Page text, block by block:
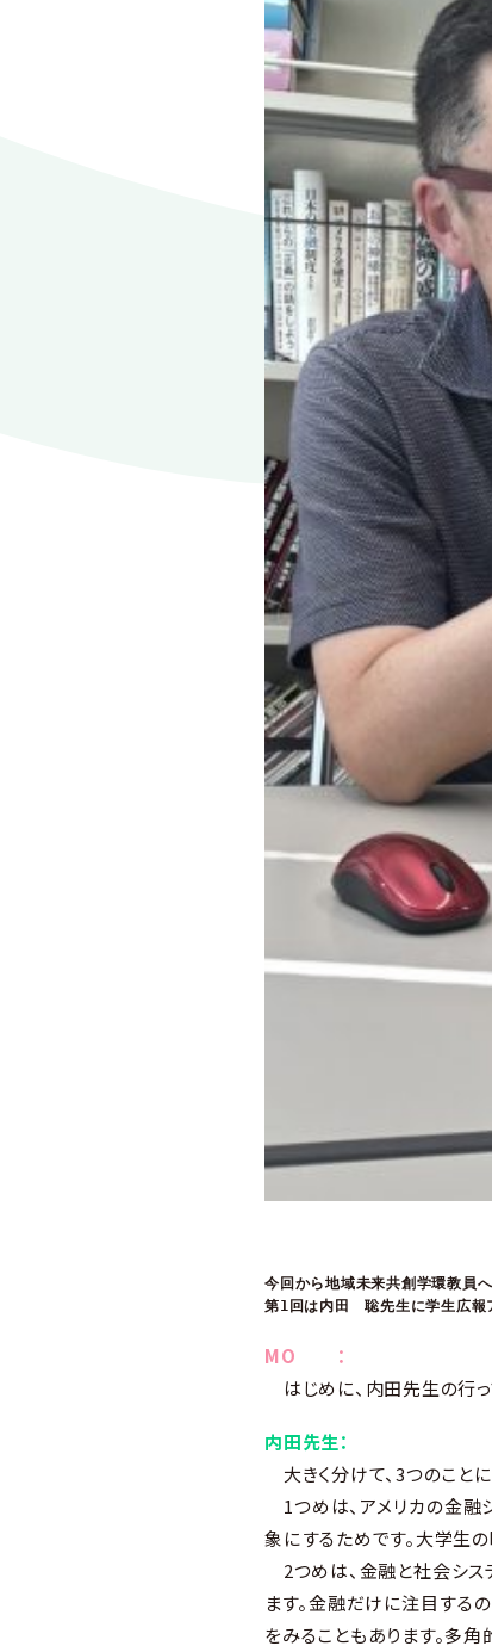
今回から地域未来共創学環教員
第1回は内田　聡先生に学生広報
MO ：
はじめに、内田先生の行っ
内田先生：
大きく分けて、3つのこと
1つめは、アメリカの金融
象にするためです。大学生
2つめは、金融と社会シス
ます。金融だけに注目する
をみることもあります。多